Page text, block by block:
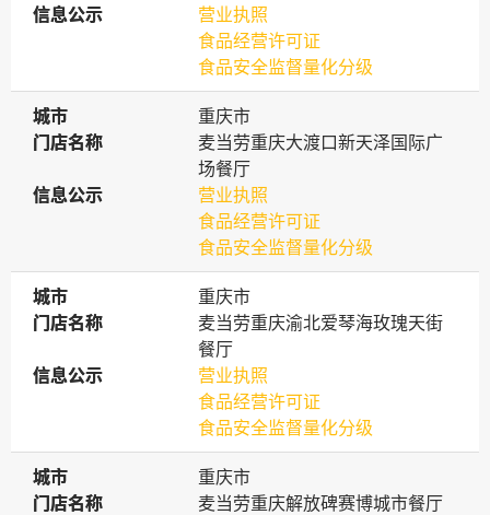
信息公示
信息公示
营业执照
食品经营许可证
食品安全监督量化分级
城市
城市
重庆市
门店名称
门店名称
麦当劳重庆大渡口新天泽国际广
场餐厅
信息公示
信息公示
营业执照
食品经营许可证
食品安全监督量化分级
城市
城市
重庆市
门店名称
门店名称
麦当劳重庆渝北爱琴海玫瑰天街
餐厅
信息公示
信息公示
营业执照
食品经营许可证
食品安全监督量化分级
城市
城市
重庆市
门店名称
门店名称
麦当劳重庆解放碑赛博城市餐厅